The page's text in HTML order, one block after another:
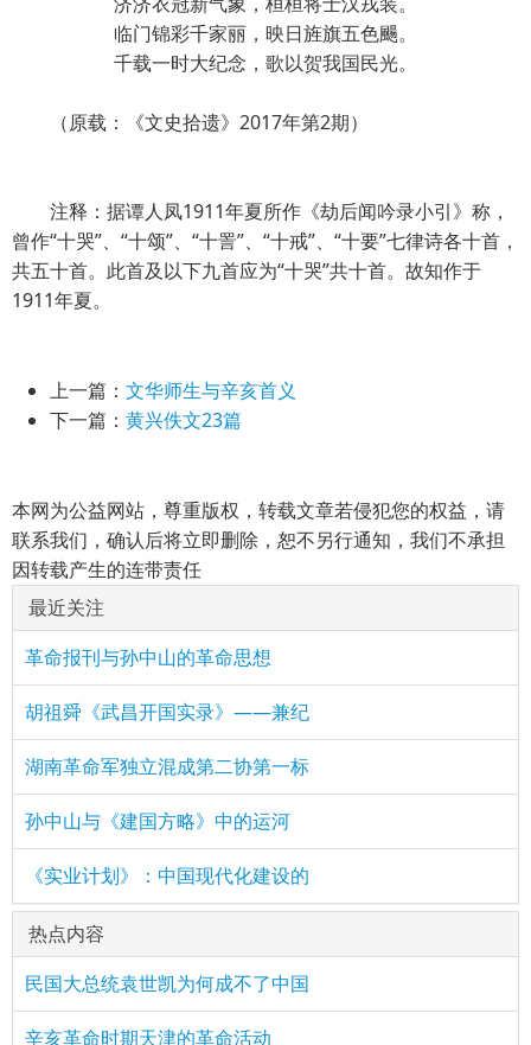
临门锦彩千家丽，映日旌旗五色颺。
千载一时大纪念，歌以贺我国民光。
（原载：《文史拾遗》2017年第2期）
注释：据谭人凤1911年夏所作《劫后闻吟录小引》称，
曾作“十哭”、“十颂”、“十詈”、“十戒”、“十要”七律诗各十首，
共五十首。此首及以下九首应为“十哭”共十首。故知作于
1911年夏。
上一篇： 文华师生与辛亥首义
下一篇： 黄兴佚文23篇
本网为公益网站，尊重版权，转载文章若侵犯您的权益，请
联系我们，确认后将立即删除，恕不另行通知，我们不承担
因转载产生的连带责任
最近关注
革命报刊与孙中山的革命思想
胡祖舜《武昌开国实录》——兼纪
湖南革命军独立混成第二协第一标
孙中山与《建国方略》中的运河
《实业计划》：中国现代化建设的
热点内容
民国大总统袁世凯为何成不了中国
辛亥革命时期天津的革命活动